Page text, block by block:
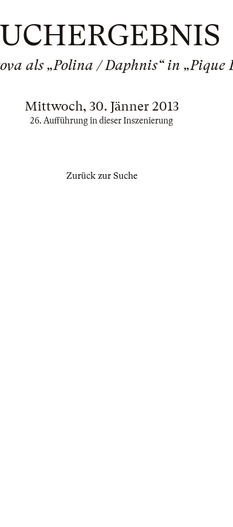
als „Polina / Daphnis“ in „Pique
Mittwoch, 30. Jänner 2013
26. Aufführung in dieser Inszenierung
Zurück zur Suche